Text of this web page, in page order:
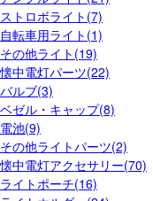
ストロボライト(7)
自転車用ライト(1)
その他ライト(19)
懐中電灯パーツ(22)
バルブ(3)
ベゼル・キャップ(8)
電池(9)
その他ライトパーツ(2)
懐中電灯アクセサリー(70)
ライトポーチ(16)